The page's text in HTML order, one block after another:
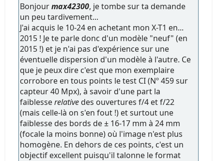
Bonjourmax42300, je tombe sur ta demande
un peu tardivement...
J'ai acquis le 10-24 en achetant mon X-T1 en...
2015 ! Je te parle donc d'un modèle "neuf" (en
2015 !) et je n'ai pas d'expérience sur une
éventuelle dispersion d'un modèle à l'autre. Ce
que je peux dire c'est que mon exemplaire
corrobore en tous points le test CI (Nº 459 sur
capteur 40 Mpx), à savoir d'une part la
faiblesserelative des ouvertures f/4 et f/22
(mais celle-là on s'en fout !) et surtout une
faiblesse des bords de ± 16-17 mm à 24 mm
(focale la moins bonne) où l'image n'est plus
homogène. En dehors de ces points, c'est un
objectif excellent puisqu'il talonne le format